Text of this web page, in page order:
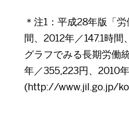
＊注1：平成28年版「
間、2012年／147.1時
グラフでみる長期労働
年／355,223円、2010
(http://www.jil.go.jp/